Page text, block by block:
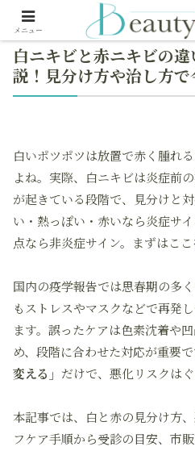
白ニキビと赤ニキビの
説！見分け方や治し方
白いポツポツは放置で赤く腫れ
よね。実際、白ニキビは炎症前
が起きている段階で、見分けと
い・熱っぽい・赤いなら炎症サ
点なら非炎症サイン。まずはここ
国内の疫学報告では思春期の多
もストレスやマスクなどで再発
ます。誤ったケアは色素沈着や
め、段階に合わせた対応が重要で
変える」 だけで、悪化リスクはぐ
本記事では、白と赤の見分け方
フケア手順から受診の目安、市
メニュー